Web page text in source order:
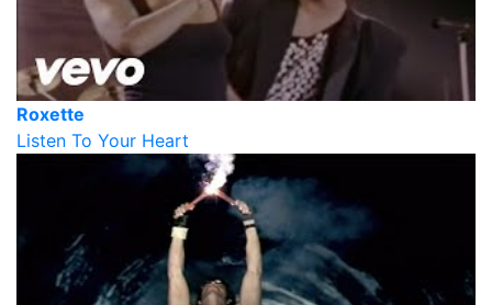
Roxette
Listen To Your Heart